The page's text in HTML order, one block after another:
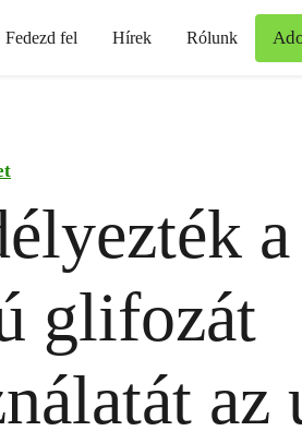
Fedezd fel Hírek Rólunk
a
glifozát
az